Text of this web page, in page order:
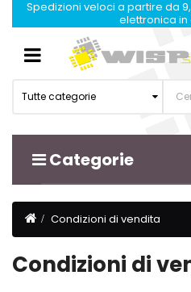
Spedizioni veloci a partire da
elettronica in
Tutte categorie
Categorie
Navigazione
Toggle
Condizioni di vendita
Condizioni di